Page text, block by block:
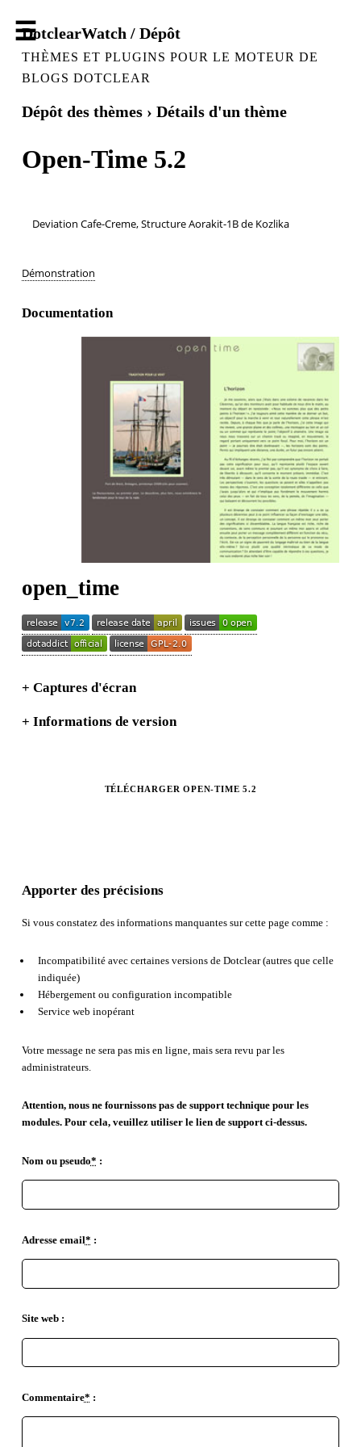
DotclearWatch / Dépôt
THÈMES ET PLUGINS POUR LE MOTEUR DE
BLOGS DOTCLEAR
Dépôt des thèmes› Détails d'un thème
Open-Time 5.2
Deviation Cafe-Creme, Structure Aorakit-1B de Kozlika
Démonstration
Documentation
open_time
+ Captures d'écran
+ Informations de version
TÉLÉCHARGER OPEN-TIME 5.2
Apporter des précisions
Si vous constatez des informations manquantes sur cette page comme :
Incompatibilité avec certaines versions de Dotclear (autres que celle
indiquée)
Hébergement ou configuration incompatible
Service web inopérant
Votre message ne sera pas mis en ligne, mais sera revu par les
administrateurs.
Attention, nous ne fournissons pas de support technique pour les
modules. Pour cela, veuillez utiliser le lien de support ci-dessus.
Nom ou pseudo* :
Adresse email* :
Site web :
Commentaire* :